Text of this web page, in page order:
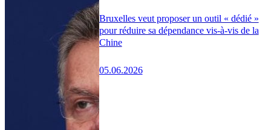
Bruxelles veut proposer un outil « dédié »
pour réduire sa dépendance vis-à-vis de la
Chine
05.06.2026